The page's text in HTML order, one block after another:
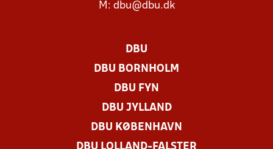
M: dbu@dbu.dk
DBU
DBU BORNHOLM
DBU FYN
DBU JYLLAND
DBU KØBENHAVN